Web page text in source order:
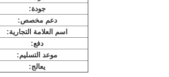
جودة:
دعم مخصص:
اسم العلامة التجارية:
دفع:
موعد التسليم:
يعالج: